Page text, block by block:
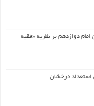
دوازدهم بر نظریه «فقیه
استعداد درخشان